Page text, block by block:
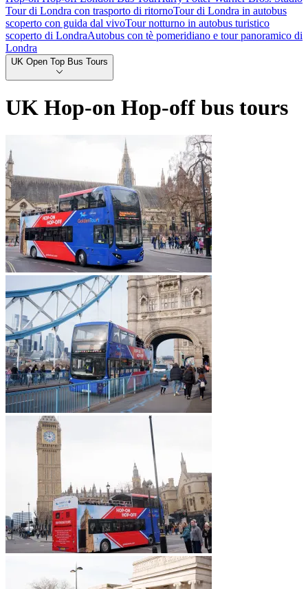
Tour di Londra con trasporto di ritornoTour di Londra in autobus
scoperto con guida dal vivoTour notturno in autobus turistico
scoperto di LondraAutobus con tè pomeridiano e tour panoramico di
Londra
UK Open Top Bus Tours
UK Hop-on Hop-off bus tours